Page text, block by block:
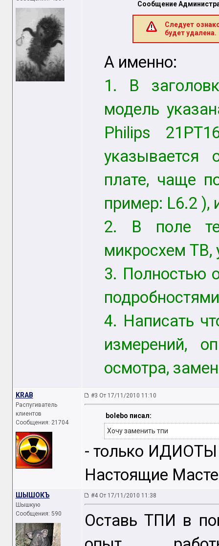
Сообщение
Следует
будет удалена.
А именно:
1. В
модель
Philips
указывается
плате, чаще
пример: L6.2 ),
2. В поле
микросхем
3. Полностью
4. Написать
измерений,
осмотра,
KRAB
Распугиватель
клиентов
Сообщения: 21704
#3 От 17/11/2010 11:10
bolebo писал:
Хочу заменить тпи
- только
Настоящие
ШЫШОКЪ
Шышкую
Сообщения: 590
#4 От 17/11/2010 11:38
Оставь ТПИ в